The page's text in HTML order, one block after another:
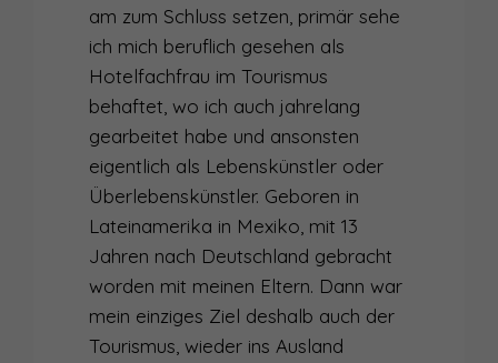
am zum Schluss setzen, primär sehe
ich mich beruflich gesehen als
Hotelfachfrau im Tourismus
behaftet, wo ich auch jahrelang
gearbeitet habe und ansonsten
eigentlich als Lebenskünstler oder
Überlebenskünstler. Geboren in
Lateinamerika in Mexiko, mit 13
Jahren nach Deutschland gebracht
worden mit meinen Eltern. Dann war
mein einziges Ziel deshalb auch der
Tourismus, wieder ins Ausland